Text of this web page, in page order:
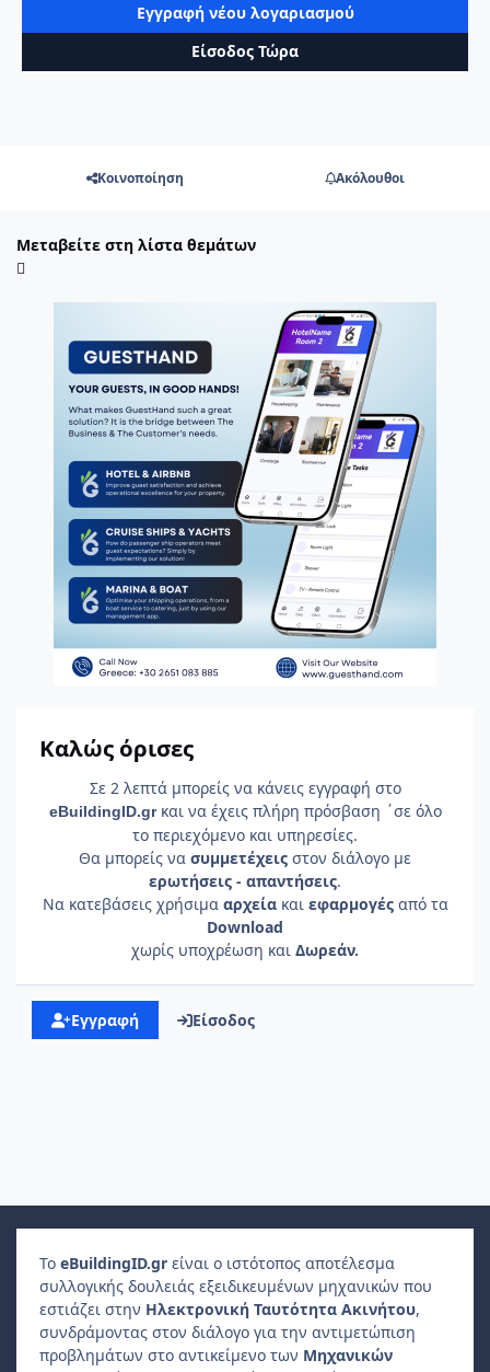
Εγγραφή νέου λογαριασμού
Είσοδος Τώρα
Κοινοποίηση Ακόλουθοι
Μεταβείτε στη λίστα θεμάτων
Καλώς όρισες
Σε 2 λεπτά μπορείς να κάνεις εγγραφή στο
eBuildingID.gr και να έχεις πλήρη πρόσβαση ΄σε όλο
το περιεχόμενο και υπηρεσίες.
Θα μπορείς να συμμετέχεις στον διάλογο με
ερωτήσεις - απαντήσεις.
Να κατεβάσεις χρήσιμα αρχείακαι εφαρμογέςαπό τα
Download
χωρίς υποχρέωση και Δωρεάν.
Εγγραφή Είσοδος
Το eBuildingID.gr είναι ο ιστότοπος αποτέλεσμα
συλλογικής δουλειάς εξειδικευμένων μηχανικών που
εστιάζει στην Ηλεκτρονική Ταυτότητα Ακινήτου,
συνδράμοντας στον διάλογο για την αντιμετώπιση
προβλημάτων στο αντικείμενο των Μηχανικών